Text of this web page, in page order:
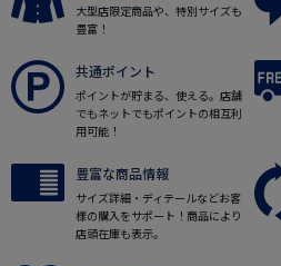
大型店限定商品や、特別サイズも
豊富！
共通ポイント
ポイントが貯まる、使える。店舗
でもネットでもポイントの相互利
用可能！
豊富な商品情報
サイズ詳細・ディテールなどお客
様の購入をサポート！商品により
店頭在庫も表示。